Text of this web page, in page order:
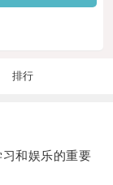
排行
和娱乐的重要